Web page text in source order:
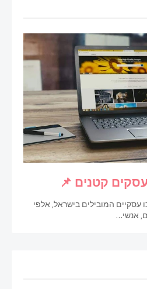
קטנים 📌
עסקיים המובילים בישראל, אלפי
אנשי…